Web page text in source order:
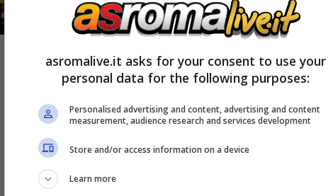
asromalive.it asks for your consent to use your
personal data for the following purposes:
Personalised advertising and content, advertising and content
measurement, audience research and services development
Store and/or access information on a device
Learn more